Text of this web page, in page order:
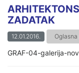
ZADATAK
12.01.2016. Oglasna
GRAF-04-galerija-